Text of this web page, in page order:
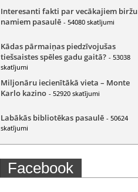
Interesanti fakti par vecākajiem biržu
namiem pasaulē - 54080 skatījumi
Kādas pārmaiņas piedzīvojušas
tiešsaistes spēles gadu gaitā? - 53038
skatījumi
Miljonāru iecienītākā vieta – Monte
Karlo kazino - 52920 skatījumi
Labākās bibliotēkas pasaulē - 50624
skatījumi
Facebook